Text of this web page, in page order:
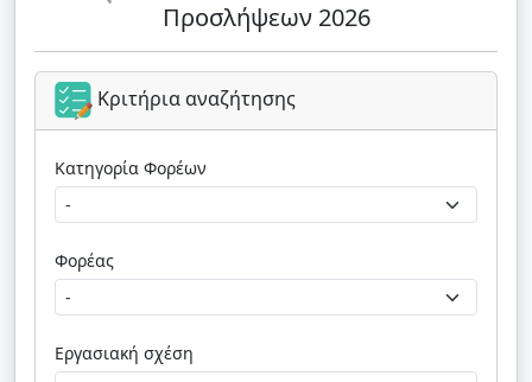
Προσλήψεων 2026
Κριτήρια αναζήτησης
Κατηγορία Φορέων
Φορέας
Εργασιακή σχέση